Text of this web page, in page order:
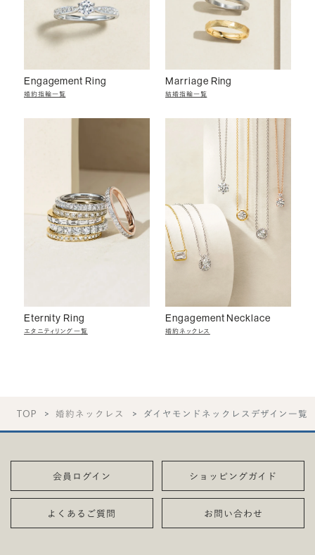
Engagement Ring
婚約指輪一覧
Marriage Ring
結婚指輪一覧
Eternity Ring
エタニティリング一覧
Engagement Necklace
婚約ネックレス
TOP 婚約ネックレス ダイヤモンドネックレスデザイン一覧
会員ログイン ショッピングガイド
よくあるご質問 お問い合わせ